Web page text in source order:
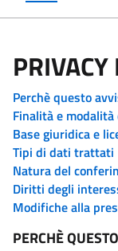
PRIVACY
Perchè questo
Finalità e
Base giuridica e
Tipi di dati trattati
Natura del
Diritti degli
Modifiche alla
PERCHÈ